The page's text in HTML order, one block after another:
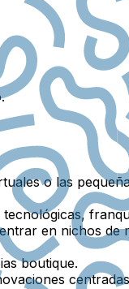
o las
en nichos de
boutique.